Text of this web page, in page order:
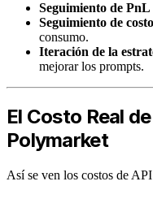
Seguimiento de PnL
Seguimiento de
consumo.
Iteración de la
mejorar los prompts.
El Costo Real
Polymarket
Así se ven los costos de